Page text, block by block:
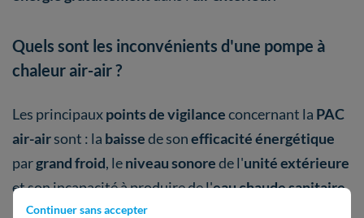
Continuer sans accepter
Quels sont les inconvénients d'une pompe à
chaleur air-air ?
Les principauxpoints de vigilanceconcernant la PAC
air-airsont : la baissede sonefficacité énergétique
pargrand froid, leniveau sonorede l'unité extérieure
et son incapacité à produire de l'eau chaude sanitaire.